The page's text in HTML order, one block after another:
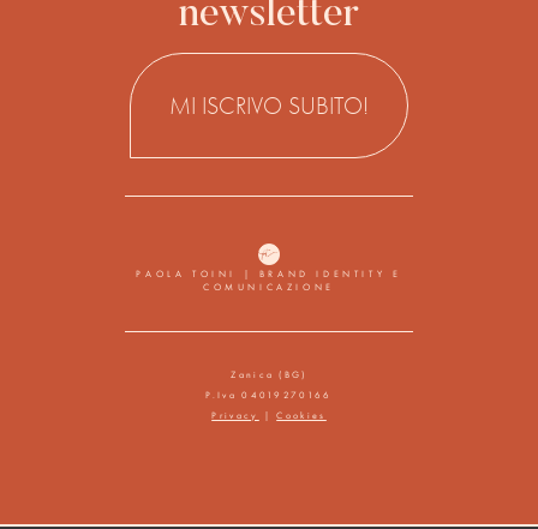
newsletter
MI ISCRIVO SUBITO!
PAOLA TOINI | BRAND IDENTITY E
COMUNICAZIONE
Zanica (BG)
P.Iva 04019270166
Privacy
|Cookies